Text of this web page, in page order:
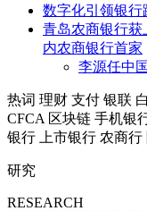
数字化引领银
青岛农商银行
内农商银行首家
李源任中
热词 理财 支付 银联
CFCA 区块链 手机银
银行
上市银行 农商行
研究
RESEARCH